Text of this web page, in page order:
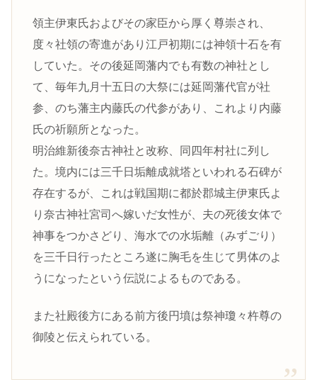
領主伊東氏およびその家臣から厚く尊崇され、
度々社領の寄進があり江戸初期には神領十石を有
していた。その後延岡藩内でも有数の神社とし
て、毎年九月十五日の大祭には延岡藩代官が社
参、のち藩主内藤氏の代参があり、これより内藤
氏の祈願所となった。
明治維新後奈古神社と改称、同四年村社に列し
た。境内には三千日垢離成就塔といわれる石碑が
存在するが、これは戦国期に都於郡城主伊東氏よ
り奈古神社宮司へ嫁いだ女性が、夫の死後女体で
神事をつかさどり、海水での水垢離（みずごり）
を三千日行ったところ遂に胸毛を生じて男体のよ
うになったという伝説によるものである。
また社殿後方にある前方後円墳は祭神瓊々杵尊の
御陵と伝えられている。